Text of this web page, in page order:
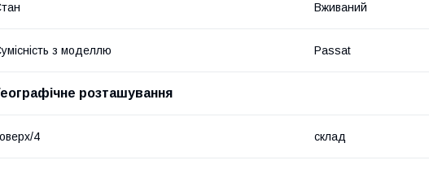
Вживаний
з моделлю Passat
розташування
4 склад